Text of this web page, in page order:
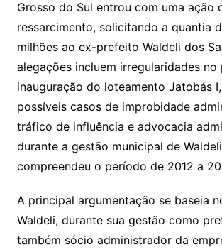
Grosso do Sul entrou com uma ação
ressarcimento, solicitando a quantia
milhões ao ex-prefeito Waldeli dos
alegações incluem irregularidades no
inauguração do loteamento Jatobás
possíveis casos de improbidade
tráfico de influência e advocacia
durante a gestão municipal de
compreendeu o período de 2012 a
A principal argumentação se baseia
Waldeli, durante sua gestão como
também sócio administrador da